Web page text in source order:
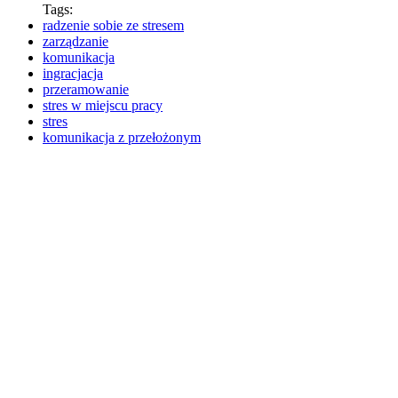
Tags:
radzenie sobie ze stresem
zarządzanie
komunikacja
ingracjacja
przeramowanie
stres w miejscu pracy
stres
komunikacja z przełożonym